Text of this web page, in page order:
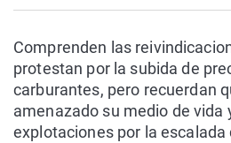
Comprenden las
protestan por la subida de
carburantes, pero recuerdan
amenazado su medio de vida
explotaciones por la escalada